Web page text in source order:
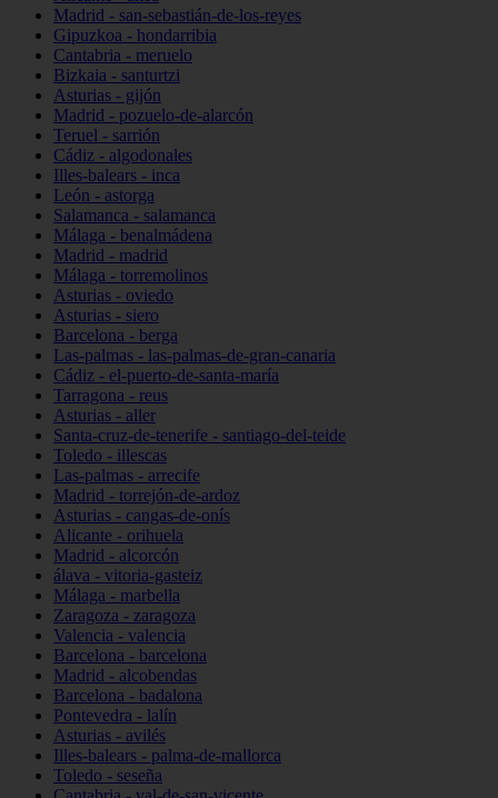
Madrid - san-sebastián-de-los-reyes
Gipuzkoa - hondarribia
Cantabria - meruelo
Bizkaia - santurtzi
Asturias - gijón
Madrid - pozuelo-de-alarcón
Teruel - sarrión
Cádiz - algodonales
Illes-balears - inca
León - astorga
Salamanca - salamanca
Málaga - benalmádena
Madrid - madrid
Málaga - torremolinos
Asturias - oviedo
Asturias - siero
Barcelona - berga
Las-palmas - las-palmas-de-gran-canaria
Cádiz - el-puerto-de-santa-maría
Tarragona - reus
Asturias - aller
Santa-cruz-de-tenerife - santiago-del-teide
Toledo - illescas
Las-palmas - arrecife
Madrid - torrejón-de-ardoz
Asturias - cangas-de-onís
Alicante - orihuela
Madrid - alcorcón
álava - vitoria-gasteiz
Málaga - marbella
Zaragoza - zaragoza
Valencia - valencia
Barcelona - barcelona
Madrid - alcobendas
Barcelona - badalona
Pontevedra - lalín
Asturias - avilés
Illes-balears - palma-de-mallorca
Toledo - seseña